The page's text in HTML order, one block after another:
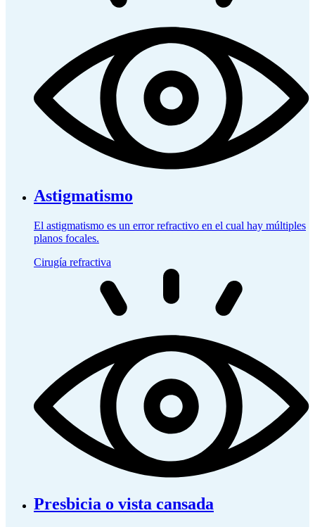
Astigmatismo
El astigmatismo es un error refractivo en el cual hay múltiples
planos focales.
Cirugía refractiva
Presbicia o vista cansada